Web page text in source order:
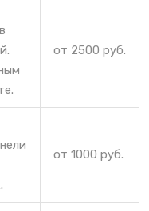
от 2500 руб.
от 1000 руб.